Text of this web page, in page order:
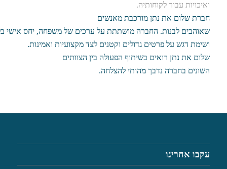
ואיכויות עבור לקוחותיה.
חברת שלום את נתן מורכבת מאנשים
שאוהבים לבנות. החברה מושתתת על ערכים של משפחה, יחס אישי
ושימת דגש על פרטים גדולים וקטנים לצד מקצועיות ואמינות.
שלום את נתן רואים בשיתוף הפעולה בין הצוותים
השונים בחברה נדבך מהותי להצלחה.
עקבו אחרינו